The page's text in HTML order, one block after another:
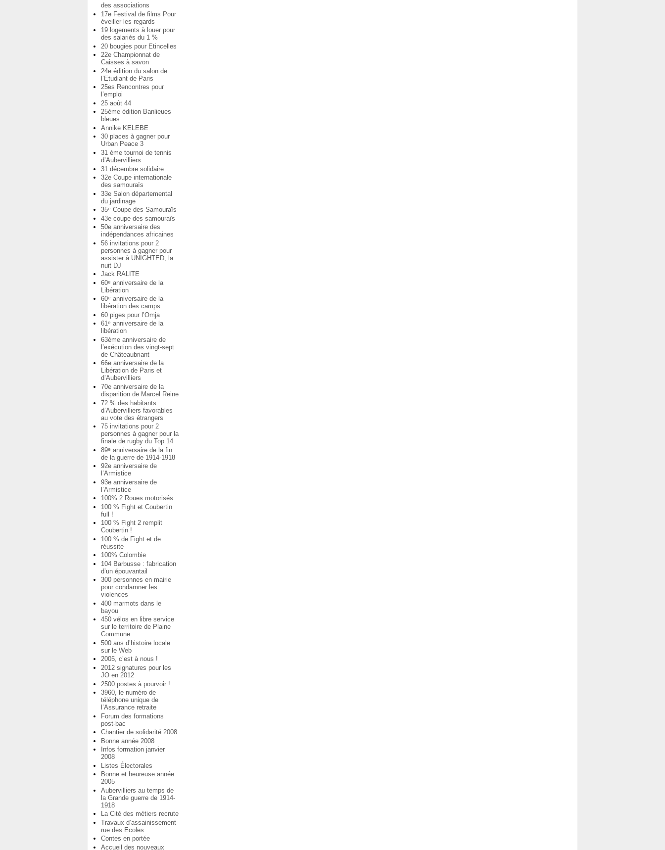
des associations
17e Festival de films Pour
éveiller les regards
19 logements à louer pour
des salariés du 1 %
20 bougies pour Etincelles
22e Championnat de
Caisses à savon
24e édition du salon de
l’Etudiant de Paris
25es Rencontres pour
l’emploi
25 août 44
25ème édition Banlieues
bleues
Annike KELEBE
30 places à gagner pour
Urban Peace 3
31 ème tournoi de tennis
d’Aubervilliers
31 décembre solidaire
32e Coupe internationale
des samouraïs
33e Salon départemental
du jardinage
35e Coupe des Samouraïs
43e coupe des samouraïs
50e anniversaire des
indépendances africaines
56 invitations pour 2
personnes à gagner pour
assister à UNIGHTED, la
nuit DJ
Jack RALITE
60e anniversaire de la
Libération
60e anniversaire de la
libération des camps
60 piges pour l’Omja
61e anniversaire de la
libération
63ème anniversaire de
l’exécution des vingt-sept
de Châteaubriant
66e anniversaire de la
Libération de Paris et
d’Aubervilliers
70e anniversaire de la
disparition de Marcel Reine
72 % des habitants
d’Aubervilliers favorables
au vote des étrangers
75 invitations pour 2
personnes à gagner pour la
finale de rugby du Top 14
89e anniversaire de la fin
de la guerre de 1914-1918
92e anniversaire de
l’Armistice
93e anniversaire de
l’Armistice
100% 2 Roues motorisés
100 % Fight et Coubertin
full !
100 % Fight 2 remplit
Coubertin !
100 % de Fight et de
réussite
100% Colombie
104 Barbusse : fabrication
d’un épouvantail
300 personnes en mairie
pour condamner les
violences
400 marmots dans le
bayou
450 vélos en libre service
sur le territoire de Plaine
Commune
500 ans d’histoire locale
sur le Web
2005, c’est à nous !
2012 signatures pour les
JO en 2012
2500 postes à pourvoir !
3960, le numéro de
téléphone unique de
l’Assurance retraite
Forum des formations
post-bac
Chantier de solidarité 2008
Bonne année 2008
Infos formation janvier
2008
Listes Électorales
Bonne et heureuse année
2005
Aubervilliers au temps de
la Grande guerre de 1914-
1918
La Cité des métiers recrute
Travaux d’assainissement
rue des Ecoles
Contes en portée
Accueil des nouveaux